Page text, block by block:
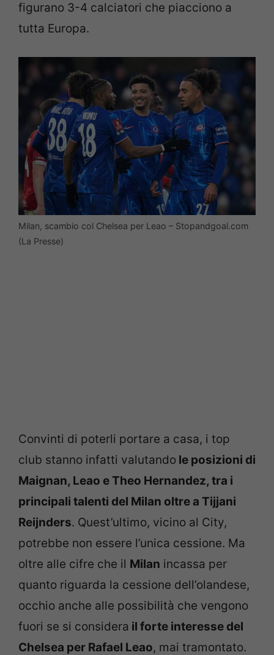
figurano 3-4 calciatori che piacciono a
tutta Europa.
Milan, scambio col Chelsea per Leao – Stopandgoal.com
(La Presse)
Convinti di poterli portare a casa, i top
club stanno infatti valutando le posizioni di
Maignan, Leao e Theo Hernandez, tra i
principali talenti del Milan oltre a Tijjani
Reijnders. Quest’ultimo, vicino al City,
potrebbe non essere l’unica cessione. Ma
oltre alle cifre che il Milan incassa per
quanto riguarda la cessione dell’olandese,
occhio anche alle possibilità che vengono
fuori se si considera il forte interesse del
Chelsea per Rafael Leao, mai tramontato.